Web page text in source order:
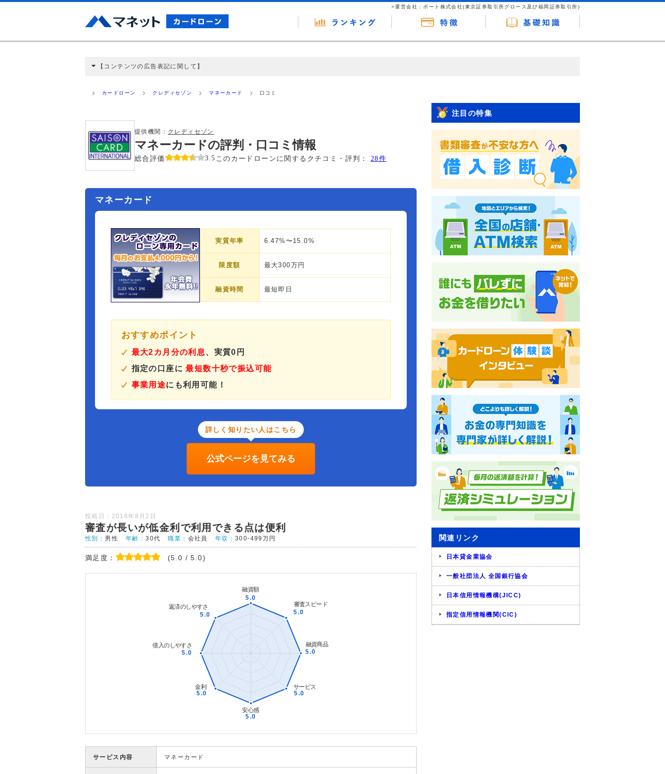
>運営会社：ポート株式会社(東京証券取引所グロース及び福岡証券取引所)
【コンテンツの広告表記に関して】
ミ収集などに基づき、公平性を担保した情報提供を行っています。
カードローン クレディセゾン マネーカード 口コミ
提供機関： クレディセゾン
マネーカードの評判・口コミ情報
総合評価 3.5 このカードローンに関するクチコミ・評判： 28件
マネーカード
実質年率 6.47%〜15.0%
限度額 最大300万円
融資時間 最短即日
おすすめポイント
最大2カ月分の利息、実質0円
指定の口座に最短数十秒で振込可能
事業用途にも利用可能！
詳しく知りたい人はこちら
公式ページを見てみる
投稿日：2016年8月2日
審査が長いが低金利で利用できる点は便利
性別： 男性 年齢：30代 職業： 会社員 年収：300-499万円
満足度： (5.0 / 5.0)
サービス内容 マネーカード
注目の特集
関連リンク
日本貸金業協会
一般社団法人 全国銀行協会
日本信用情報機構(JICC)
指定信用情報機関(CIC)